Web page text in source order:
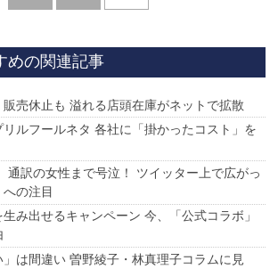
めの関連記事
販売休止も 溢れる店頭在庫がネットで拡散
ルフールネタ 各社に「掛かったコスト」を
通訳の女性まで号泣！ ツイッター上で広がっ
の注目
生み出せるキャンペーン 今、「公式コラボ」
」は間違い 曽野綾子・林真理子コラムに見